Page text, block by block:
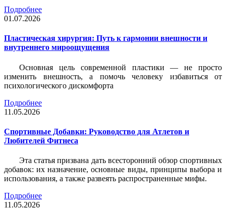
Подробнее
01.07.2026
Пластическая хирургия: Путь к гармонии внешности и
внутреннего мироощущения
Основная цель современной пластики — не просто
изменить внешность, а помочь человеку избавиться от
психологического дискомфорта
Подробнее
11.05.2026
Спортивные Добавки: Руководство для Атлетов и
Любителей Фитнеса
Эта статья призвана дать всесторонний обзор спортивных
добавок: их назначение, основные виды, принципы выбора и
использования, а также развеять распространенные мифы.
Подробнее
11.05.2026